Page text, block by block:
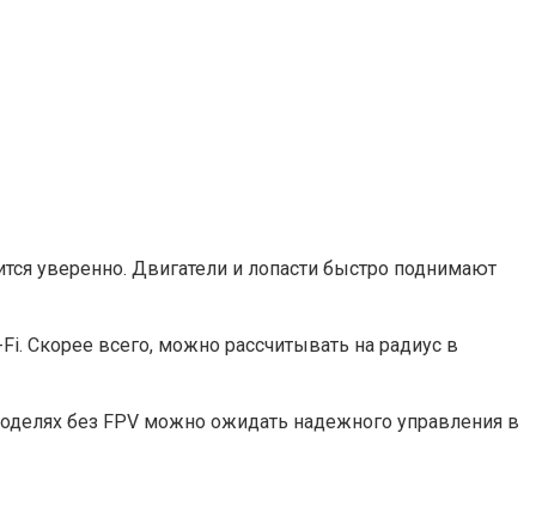
уверенно. Двигатели и лопасти быстро поднимают
Скорее всего, можно рассчитывать на радиус в
без FPV можно ожидать надежного управления в